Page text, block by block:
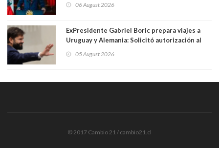
06 August 2026
ExPresidente Gabriel Boric prepara viajes a
Uruguay y Alemania: Solicitó autorización al
05 August 2026
© 2017 Cambio 21 / cambio21.cl